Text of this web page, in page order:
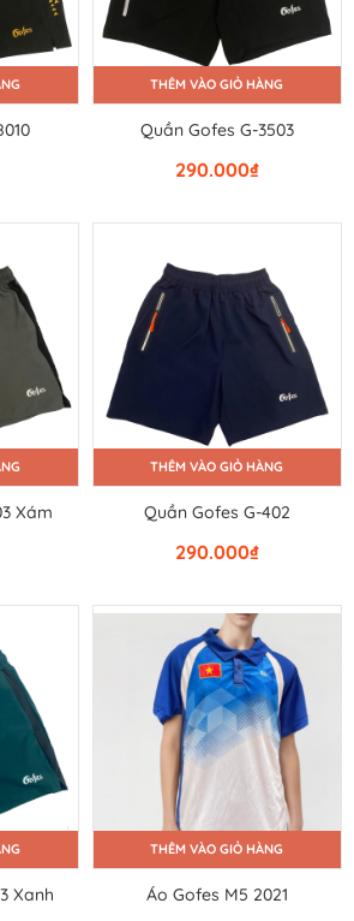
THÊM VÀO GIỎ HÀNG
Quần Gofes G-3503
₫
290.000
Xám
THÊM VÀO GIỎ HÀNG
Quần Gofes G-402
₫
290.000
Xanh
THÊM VÀO GIỎ HÀNG
Áo Gofes M5 2021